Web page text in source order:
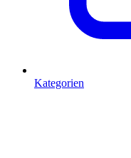
Kategorien